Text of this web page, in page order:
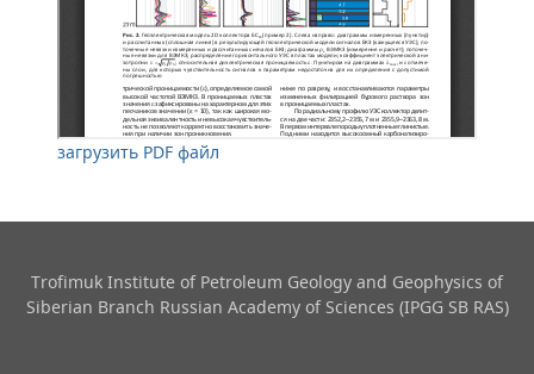
загрузить PDF файл
Trofimuk Institute of Petroleum Geology and Geophysics​ of
Siberian Branch Russian Academy of Sciences (IPGG SB RAS)